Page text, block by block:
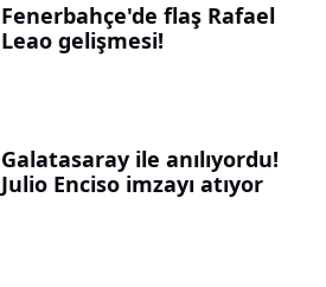
Fenerbahçe'de flaş Rafael
Leao gelişmesi!
Galatasaray ile anılıyordu!
Julio Enciso imzayı atıyor